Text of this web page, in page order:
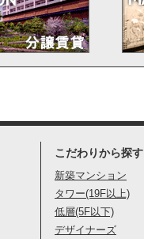
こだわりから探す
新築マンション
タワー(19F以上)
低層(5F以下)
デザイナーズ